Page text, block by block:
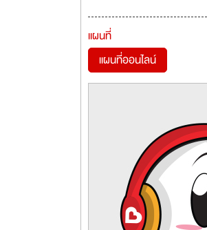
แผนที่
แผนที่ออนไลน์